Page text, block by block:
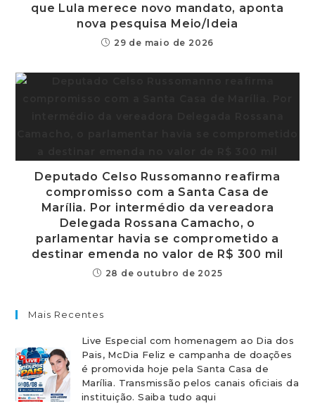
que Lula merece novo mandato, aponta
nova pesquisa Meio/Ideia
29 de maio de 2026
Deputado Celso Russomanno reafirma
compromisso com a Santa Casa de
Marília. Por intermédio da vereadora
Delegada Rossana Camacho, o
parlamentar havia se comprometido a
destinar emenda no valor de R$ 300 mil
28 de outubro de 2025
Mais Recentes
Live Especial com homenagem ao Dia dos
Pais, McDia Feliz e campanha de doações
é promovida hoje pela Santa Casa de
Marília. Transmissão pelos canais oficiais da
instituição. Saiba tudo aqui